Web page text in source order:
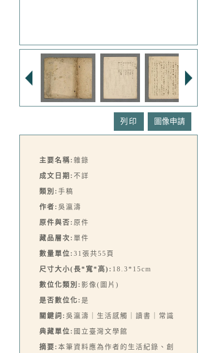
列印
主要名稱: 雜錄
成文日期: 不詳
類別: 手稿
作者: 吳瀛濤
原件與否: 原件
藏品層次: 單件
數量單位: 31張共55頁
尺寸大小(長*寬*高): 18.3*15cm
數位化類別: 影像(圖片)
是否數位化: 是
關鍵詞: 吳瀛濤｜生活感觸｜讀書｜常識
典藏單位: 國立臺灣文學館
摘要: 本筆資料應為作者的生活紀錄、創